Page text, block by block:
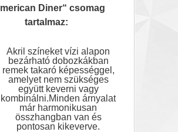
Diner“ csomag
tartalmaz:
Akril színeket vízi alapon
bezárható dobozkákban
remek takaró képességgel,
amelyet nem szükséges
együtt keverni vagy
kombinálni.Minden árnyalat
már harmonikusan
összhangban van és
pontosan kikeverve.